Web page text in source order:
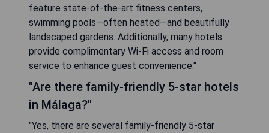
feature state-of-the-art fitness centers,
swimming pools—often heated—and beautifully
landscaped gardens. Additionally, many hotels
provide complimentary Wi-Fi access and room
service to enhance guest convenience."
"Are there family-friendly 5-star hotels
in Málaga?"
"Yes, there are several family-friendly 5-star